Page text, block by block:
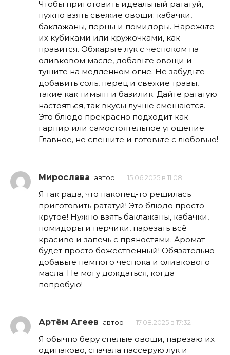
Чтобы приготовить идеальный рататуй,
нужно взять свежие овощи: кабачки,
баклажаны, перцы и помидоры. Нарежьте
их кубиками или кружочками, как
нравится. Обжарьте лук с чесноком на
оливковом масле, добавьте овощи и
тушите на медленном огне. Не забудьте
добавить соль, перец и свежие травы,
такие как тимьян и базилик. Дайте рататую
настояться, так вкусы лучше смешаются.
Это блюдо прекрасно подходит как
гарнир или самостоятельное угощение.
Главное, не спешите и готовьте с любовью!
Мирослава автор 15.06.2025 в 11:08
Я так рада, что наконец-то решилась
приготовить рататуй! Это блюдо просто
крутое! Нужно взять баклажаны, кабачки,
помидоры и перчики, нарезать всё
красиво и запечь с пряностями. Аромат
будет просто божественный! Обязательно
добавьте немного чеснока и оливкового
масла. Не могу дождаться, когда
попробую!
Артём Агеев автор 17.08.2025 в 17:32
Я обычно беру спелые овощи, нарезаю их
одинаково, сначала пассерую лук и